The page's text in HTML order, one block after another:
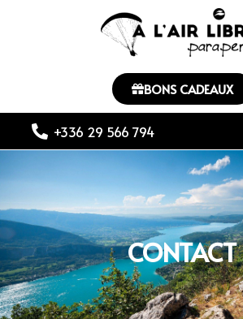
BONS CADEAUX
+336 29 566 794
CONTACT